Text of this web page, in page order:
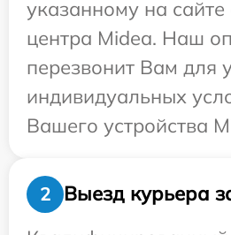
указанному на сайте
центра Midea. Наш
перезвонит Вам для
индивидуальных
Вашего устройства
2
Выезд курьера